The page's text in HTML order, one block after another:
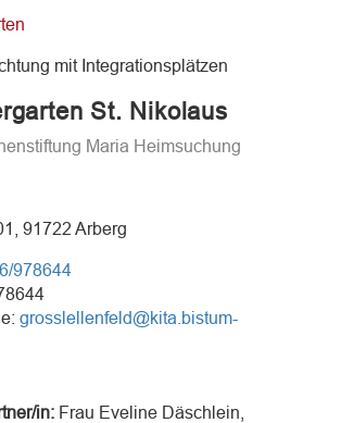
mit Integrationsplätzen
St. Nikolaus
Maria Heimsuchung
91722 Arberg
978644
grosslellenfeld@kita.bistum-
in: Frau Eveline Däschlein